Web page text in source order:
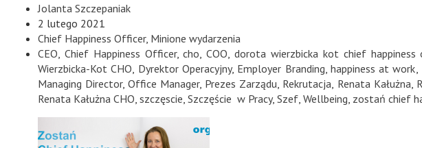
Jolanta Szczepaniak
2 lutego 2021
Chief Happiness Officer, Minione wydarzenia
CEO Chief Happiness Officer,cho ,COO ,dorota wierzbicka kot chief happiness
Wierzbicka-Kot CHO Dyrektor Operacyjny, Employer Branding happiness at work
Managing Director,Office Manager, Prezes Zarządu Rekrutacja Renata Kałużna
Renata Kałużna CHO szczęscie Szczęście w Pracy, Szef Wellbeing zostań chief